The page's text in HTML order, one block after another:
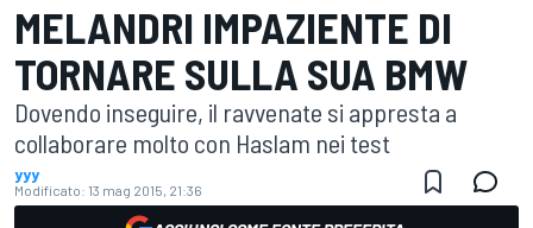
MELANDRI IMPAZIENTE DI
TORNARE SULLA SUA BMW
Dovendo inseguire, il ravvenate si appresta a
collaborare molto con Haslam nei test
yyy
Modificato: 13 mag 2015, 21:36